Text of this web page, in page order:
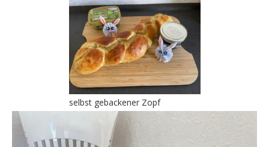
selbst gebackener Zopf